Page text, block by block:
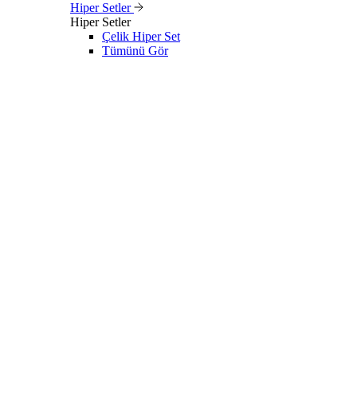
Hiper Setler
Hiper Setler
Çelik Hiper Set
Tümünü Gör